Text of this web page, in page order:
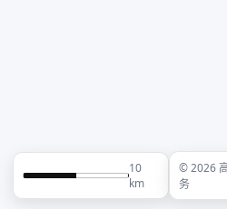
10
km
© 2026
务